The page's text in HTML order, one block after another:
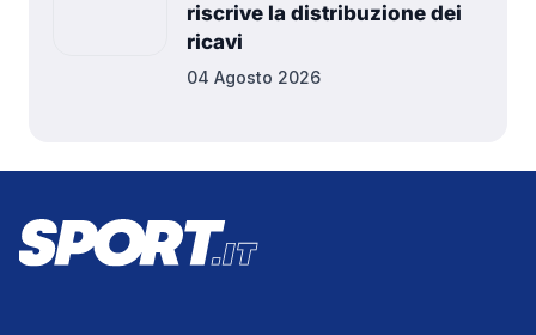
riscrive la distribuzione dei
ricavi
04 Agosto 2026